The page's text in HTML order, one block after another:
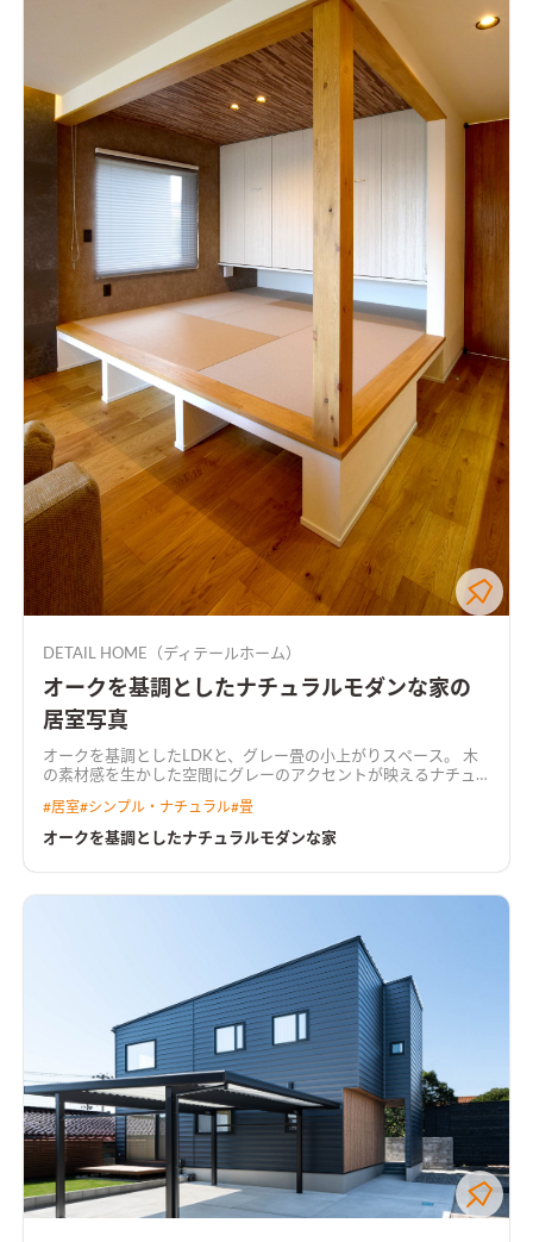
DETAIL HOME（ディテールホーム）
オークを基調としたナチュラルモダンな家の
居室写真
オークを基調としたLDKと、グレー畳の小上がりスペース。 木
の素材感を生かした空間にグレーのアクセントが映えるナチュ
#居室#シンプル・ナチュラル#畳
オークを基調としたナチュラルモダンな家